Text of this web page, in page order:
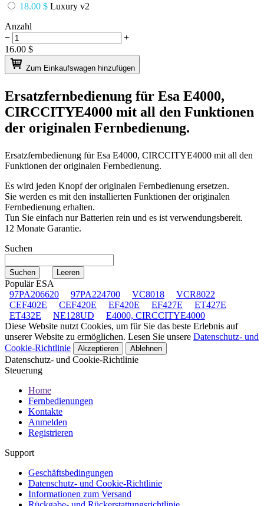
18.00 $ Luxury v2
Anzahl
−
+
16.00 $
Zum Einkaufswagen hinzufügen
Ersatzfernbedienung für Esa E4000,
CIRCCITYE4000 mit all den Funktionen
der originalen Fernbedienung.
Ersatzfernbedienung fürEsa E4000, CIRCCITYE4000 mit all den
Funktionen der originalen Fernbedienung.
Es wird jeden Knopf der originalen Fernbedienung ersetzen.
Sie werden es mit den installierten Funktionen der originalen
Fernbedienung erhalten.
Tun Sie einfach nur Batterien rein und es ist verwendungsbereit.
12 Monate Garantie.
Suchen
Populär ESA
97PA206620
97PA224700 VC8018
VCR8022
CEF402E
CEF420E EF420E EF427E
ET427E
ET432E
NE128UD
E4000, CIRCCITYE4000
Diese Website nutzt Cookies, um für Sie das beste Erlebnis auf
unserer Website zu ermöglichen. Lesen Sie unsere Datenschutz- und
Cookie-Richtlinie
Akzeptieren Ablehnen
Datenschutz- und Cookie-Richtlinie
Steuerung
Home
Fernbedienungen
Kontakte
Anmelden
Registrieren
Support
Geschäftsbedingungen
Datenschutz- und Cookie-Richtlinie
Informationen zum Versand